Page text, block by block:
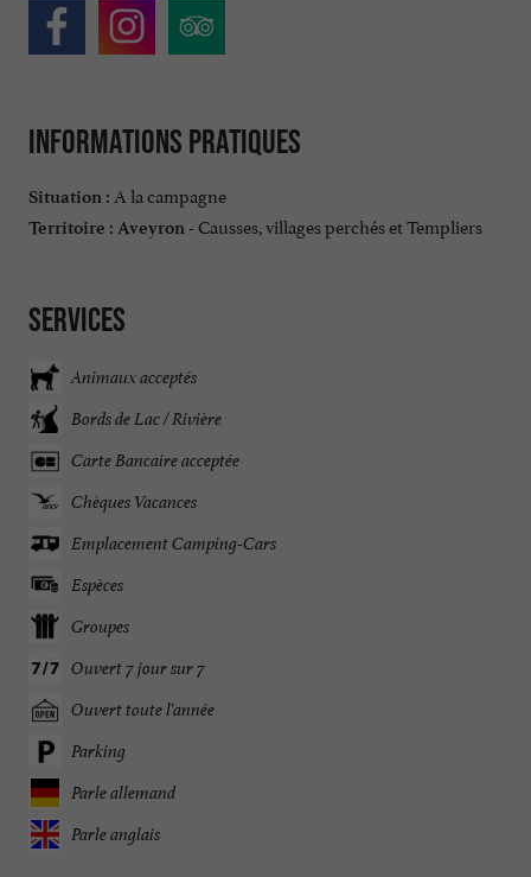
Informations pratiques
Situation : A la campagne
Territoire : Aveyron - Causses, villages perchés et Templiers
Services
Animaux acceptés
Bords de Lac / Rivière
Carte Bancaire acceptée
Chèques Vacances
Emplacement Camping-Cars
Espèces
Groupes
Ouvert 7 jour sur 7
Ouvert toute l'année
Parking
Parle allemand
Parle anglais